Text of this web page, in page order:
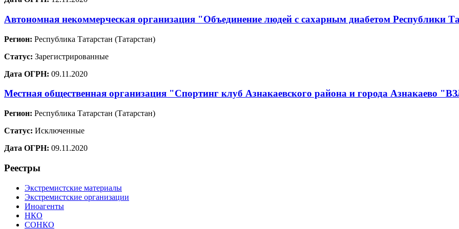
Автономная некоммерческая организация "Объединение людей с сахарным диабетом Республики
Регион: Республика Татарстан (Татарстан)
Статус: Зарегистрированные
Дата ОГРН: 09.11.2020
Местная общественная организация "Спортинг клуб Азнакаевского района и города Азнакаево
Регион: Республика Татарстан (Татарстан)
Статус: Исключенные
Дата ОГРН: 09.11.2020
Реестры
Экстремистские материалы
Экстремистские организации
Иноагенты
НКО
СОНКО